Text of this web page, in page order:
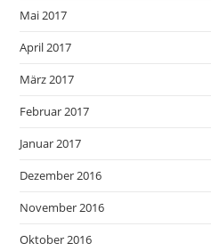
Mai 2017
April 2017
März 2017
Februar 2017
Januar 2017
Dezember 2016
November 2016
Oktober 2016